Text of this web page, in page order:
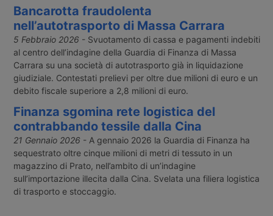
Bancarotta fraudolenta
nell’autotrasporto di Massa Carrara
5 Febbraio 2026 - Svuotamento di cassa e pagamenti indebiti
al centro dell’indagine della Guardia di Finanza di Massa
Carrara su una società di autotrasporto già in liquidazione
giudiziale. Contestati prelievi per oltre due milioni di euro e un
debito fiscale superiore a 2,8 milioni di euro.
Finanza sgomina rete logistica del
contrabbando tessile dalla Cina
21 Gennaio 2026 - A gennaio 2026 la Guardia di Finanza ha
sequestrato oltre cinque milioni di metri di tessuto in un
magazzino di Prato, nell’ambito di un’indagine
sull’importazione illecita dalla Cina. Svelata una filiera logistica
di trasporto e stoccaggio.